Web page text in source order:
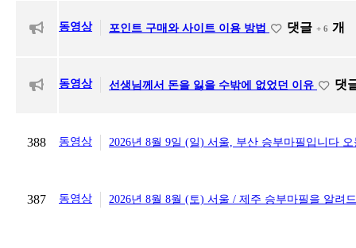
동영상 포인트 구매와 사이트 이용 방법 댓글 + 6 개
동영상 선생님께서 돈을 잃을 수밖에 없었던 이유 댓
388 동영상 2026년 8월 9일 (일) 서울, 부산 승부마필입니다
387 동영상 2026년 8월 8월 (토) 서울 / 제주 승부마필을 알려